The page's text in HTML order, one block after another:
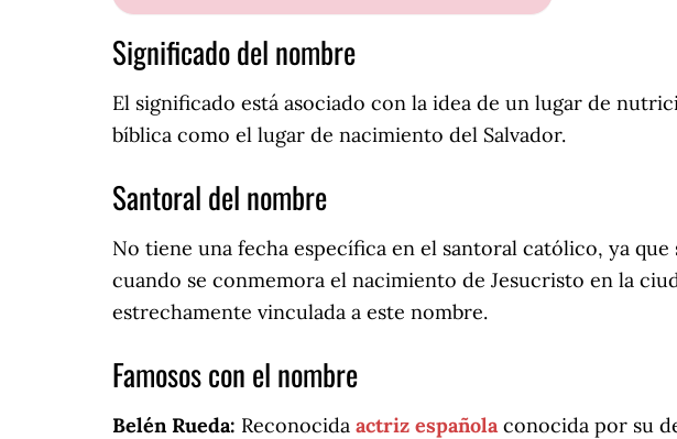
Significado del nombre
El significado está asociado con la idea de un lugar de
bíblica como el lugar de nacimiento del Salvador.
Santoral del nombre
No tiene una fecha específica en el santoral católico, ya
cuando se conmemora el nacimiento de Jesucristo en la
estrechamente vinculada a este nombre.
Famosos con el nombre
Belén Rueda: Reconocida actriz españolaconocida por su